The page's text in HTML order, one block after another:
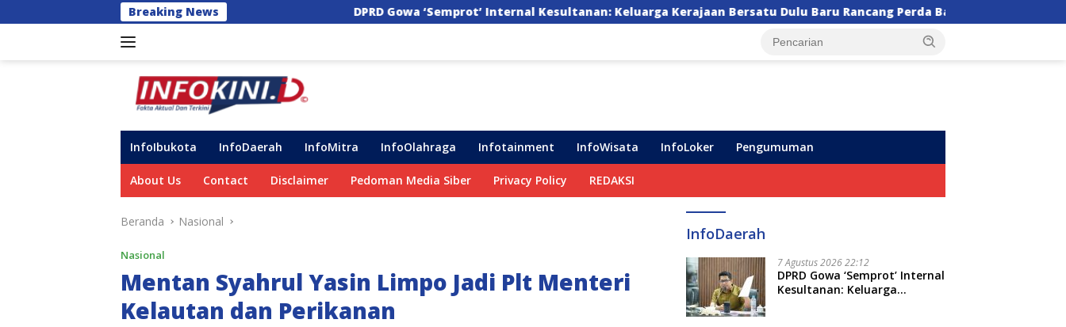
ke
Breaking NewsDPRD Gowa ‘Semprot’ Internal Kesultanan: Keluarga Kerajaan Bersatu Dulu Baru Rancang Perda Baru! Semarak HUT ke-102,
InfoIbukota InfoDaerah InfoMitra InfoOlahraga Infotainment InfoWisata InfoLoker Pengumuman
About Us Contact Disclaimer Pedoman Media Siber Privacy Policy REDAKSI
Beranda Nasional
Nasional
Mentan Syahrul Yasin Limpo Jadi Plt Menteri
Kelautan dan Perikanan
InfoDaerah
7 Agustus 2026 22:12
DPRD Gowa ‘Semprot’ Internal
Kesultanan: Keluarga